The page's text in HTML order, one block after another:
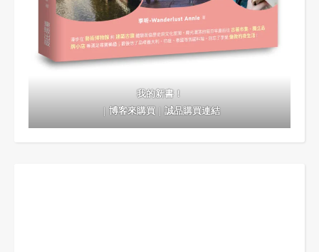
我的新書！
｜博客來購買｜誠品購買連結